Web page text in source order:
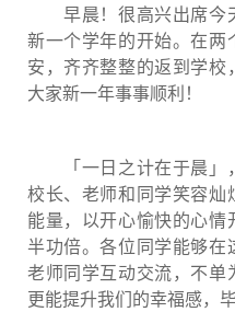
早晨！很高兴出席今
新一个学年的开始。在
安，齐齐整整的返到学
大家新一年事事顺利！
「一日之计在于晨」
校长、老师和同学笑容
能量，以开心愉快的心
半功倍。各位同学能够
老师同学互动交流，不单
更能提升我们的幸福感，毕